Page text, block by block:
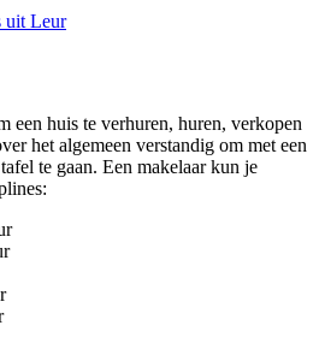
uit Leur
een huis te verhuren, huren, verkopen
het algemeen verstandig om met een
te gaan. Een makelaar kun je